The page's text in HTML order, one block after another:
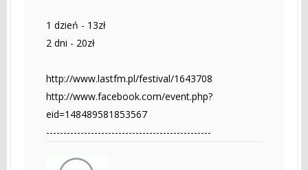
1 dzień - 13zł
2 dni - 20zł
http://www.lastfm.pl/festival/1643708
http://www.facebook.com/event.php?
eid=148489581853567
------------------------------------------------